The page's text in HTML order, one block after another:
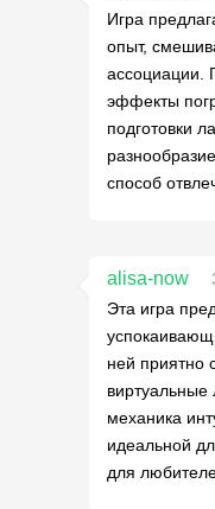
Игра
опыт,
ассоциации.
эффекты
подготовки
способ
alisa-now
Эта игра
ней приятно
виртуальные
механика
идеальной
для